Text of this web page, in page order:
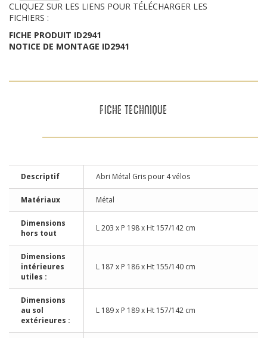
CLIQUEZ SUR LES LIENS POUR TÉLÉCHARGER LES
FICHIERS :
FICHE PRODUIT ID2941
NOTICE DE MONTAGE ID2941
FICHE TECHNIQUE
Descriptif Abri Métal Gris pour 4 vélos
Matériaux Métal
Dimensions
hors tout
L 203 x P 198 x Ht 157/142 cm
Dimensions
intérieures
utiles :
L 187 x P 186 x Ht 155/140 cm
Dimensions
au sol
extérieures :
L 189 x P 189 x Ht 157/142 cm